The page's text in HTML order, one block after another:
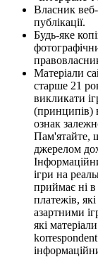
Власник
публікації.
Будь-яке
Матеріали
старше 21
викликати
(принципів)
ознак
Пам'ятайте,
джерелом
ігри на
приймає ні в
платежів,
азартними
які